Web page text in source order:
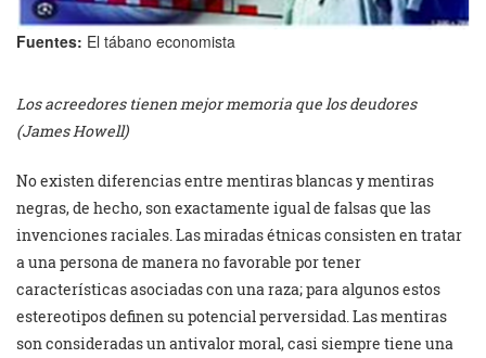
Fuentes: El tábano economista
Los acreedores tienen mejor memoria que los deudores
(James Howell)
No existen diferencias entre mentiras blancas y mentiras
negras, de hecho, son exactamente igual de falsas que las
invenciones raciales. Las miradas étnicas consisten en tratar
a una persona de manera no favorable por tener
características asociadas con una raza; para algunos estos
estereotipos definen su potencial perversidad. Las mentiras
son consideradas un antivalor moral, casi siempre tiene una